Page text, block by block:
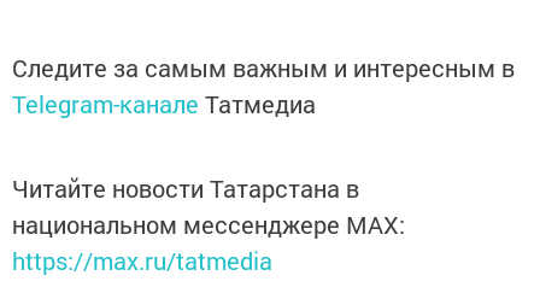
Следите за самым важным и интересным в
Telegram-канале Татмедиа
Читайте новости Татарстана в
национальном мессенджере MАХ:
https://max.ru/tatmedia